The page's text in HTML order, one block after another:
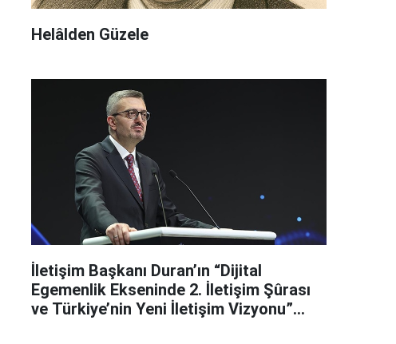
Helâlden Güzele
İletişim Başkanı Duran’ın “Dijital
Egemenlik Ekseninde 2. İletişim Şûrası
ve Türkiye’nin Yeni İletişim Vizyonu”